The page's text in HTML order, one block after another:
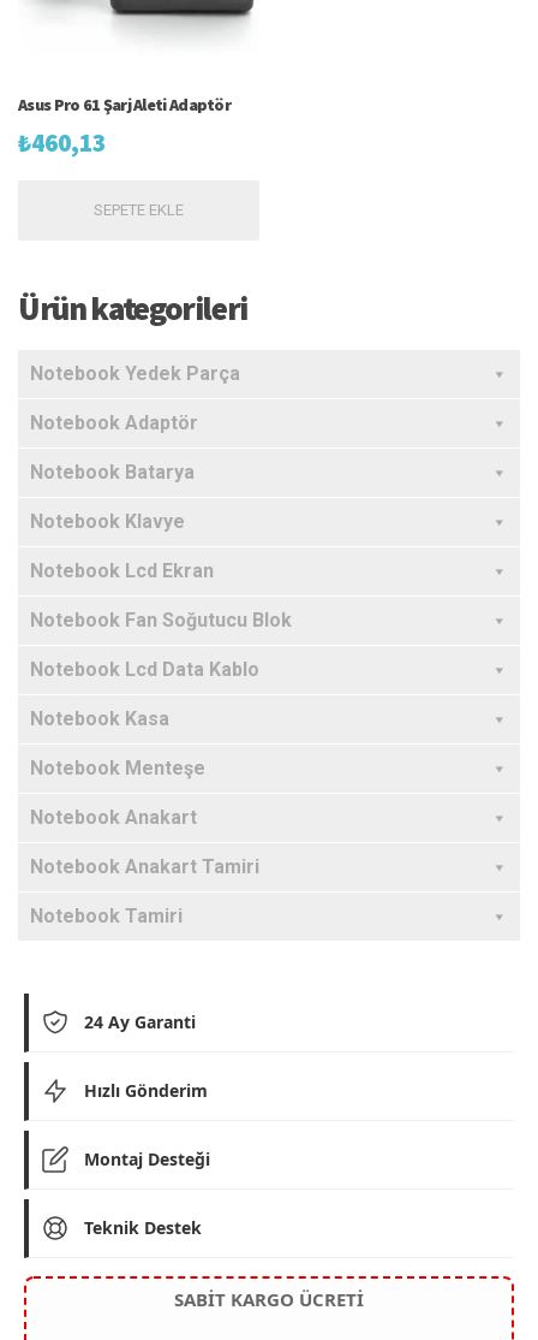
Asus Pro 61 Şarj Aleti Adaptör
₺460,13
SEPETE EKLE
Ürün kategorileri
Notebook Yedek Parça
Notebook Adaptör
Notebook Batarya
Notebook Klavye
Notebook Lcd Ekran
Notebook Fan Soğutucu Blok
Notebook Lcd Data Kablo
Notebook Kasa
Notebook Menteşe
Notebook Anakart
Notebook Anakart Tamiri
Notebook Tamiri
24 Ay Garanti
Hızlı Gönderim
Montaj Desteği
Teknik Destek
SABİT KARGO ÜCRETİ